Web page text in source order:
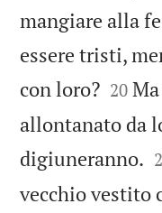
mangiare alla
essere tristi,
con loro?
20
allontanato da
digiuneranno. 
vecchio vestito